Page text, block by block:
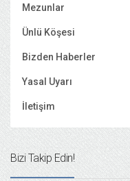
Mezunlar
Ünlü Köşesi
Bizden Haberler
Yasal Uyarı
İletişim
Bizi Takip Edin!